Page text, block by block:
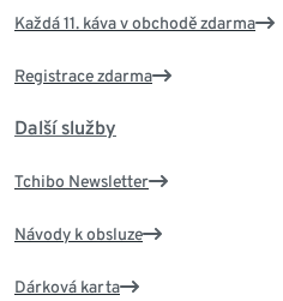
Každá 11. káva v obchodě zdarma
Registrace zdarma
Další služby
Tchibo Newsletter
Návody k obsluze
Dárková karta